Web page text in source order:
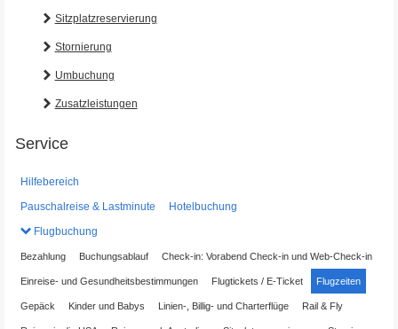
Sitzplatzreservierung
Stornierung
Umbuchung
Zusatzleistungen
Service
Hilfebereich
Pauschalreise & Lastminute
Hotelbuchung
Flugbuchung
Bezahlung Buchungsablauf Check-in: Vorabend Check-in und Web-Check-in
Einreise- und Gesundheitsbestimmungen Flugtickets / E-Ticket Flugzeiten
Gepäck Kinder und Babys Linien-, Billig- und Charterflüge Rail & Fly